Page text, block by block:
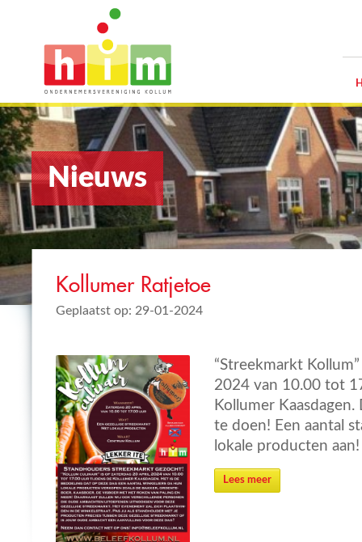
Nieuws
Kollumer Ratjetoe
Geplaatst op: 29-01-2024
“Streekmarkt
2024 van 10.00 tot
Kollumer Kaasdagen.
te doen! Een aantal
lokale producten aan!
Lees meer